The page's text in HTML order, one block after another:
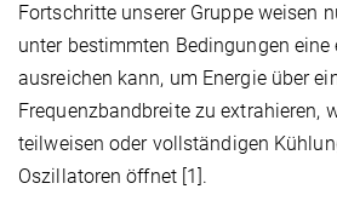
Fortschritte unserer Gruppe weisen
unter bestimmten Bedingungen eine
ausreichen kann, um Energie über
Frequenzbandbreite zu extrahieren,
teilweisen oder vollständigen
Oszillatoren öffnet [1].